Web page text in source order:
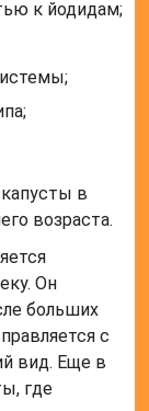
вид. Еще в
где